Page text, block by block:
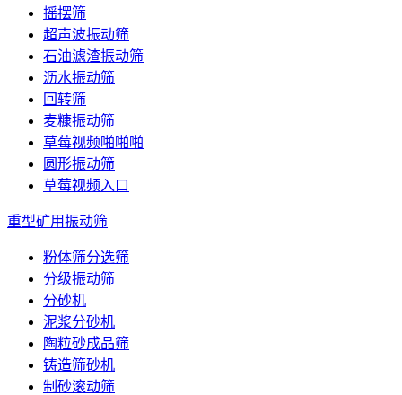
摇摆筛
超声波振动筛
石油滤渣振动筛
沥水振动筛
回转筛
麦糠振动筛
草莓视频啪啪啪
圆形振动筛
草莓视频入口
重型矿用振动筛
粉体筛分选筛
分级振动筛
分砂机
泥浆分砂机
陶粒砂成品筛
铸造筛砂机
制砂滚动筛